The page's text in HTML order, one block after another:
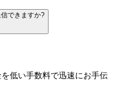
できますか?
低い手数料で迅速にお手伝